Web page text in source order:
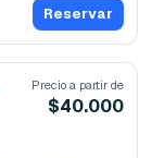
Reservar
Precio a partir de
$40.000